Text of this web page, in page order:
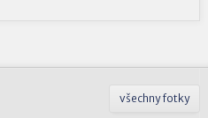
všechny fotky